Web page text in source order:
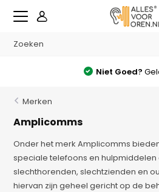
Niet Goed?
Merken
Amplicomms
Onder het merk Amplicomms
speciale telefoons en hulpmiddelen
slechthorenden, slechtzienden en
hiervan zijn geheel gericht op de